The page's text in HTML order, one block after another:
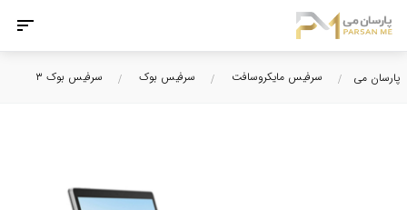
پارسان می سرفیس مایکروسافت سرفیس بوک سرفیس بوک ۳